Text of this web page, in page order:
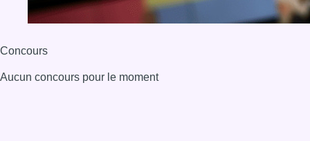
Concours
Aucun concours pour le moment